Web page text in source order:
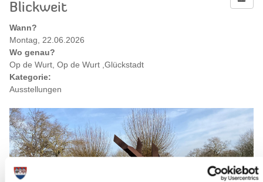
Blickweit
Wann?
Montag, 22.06.2026
Wo genau?
Op de Wurt, Op de Wurt ,Glückstadt
Kategorie:
Ausstellungen